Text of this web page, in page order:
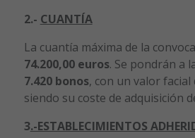
2.- CUANTÍA
La cuantía máxima de la
74.200,00 euros. Se pondrán a
7.420 bonos, con un valor facial
siendo su coste de adquisición
3.-ESTABLECIMIENTOS